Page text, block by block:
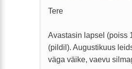
Tere
Avastasin lapsel (poiss
(pildil). Augustikuus
väga väike, vaevu